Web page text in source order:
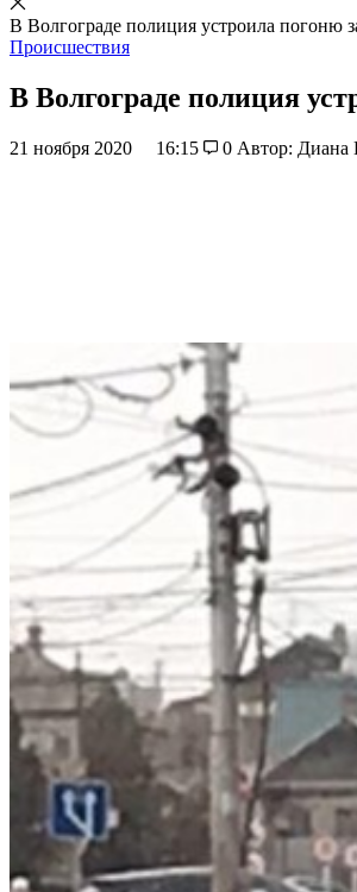
В Волгограде полиция устроила погоню
Происшествия
В Волгограде полиция
21 ноября 2020 16:15 0 Автор: Диана